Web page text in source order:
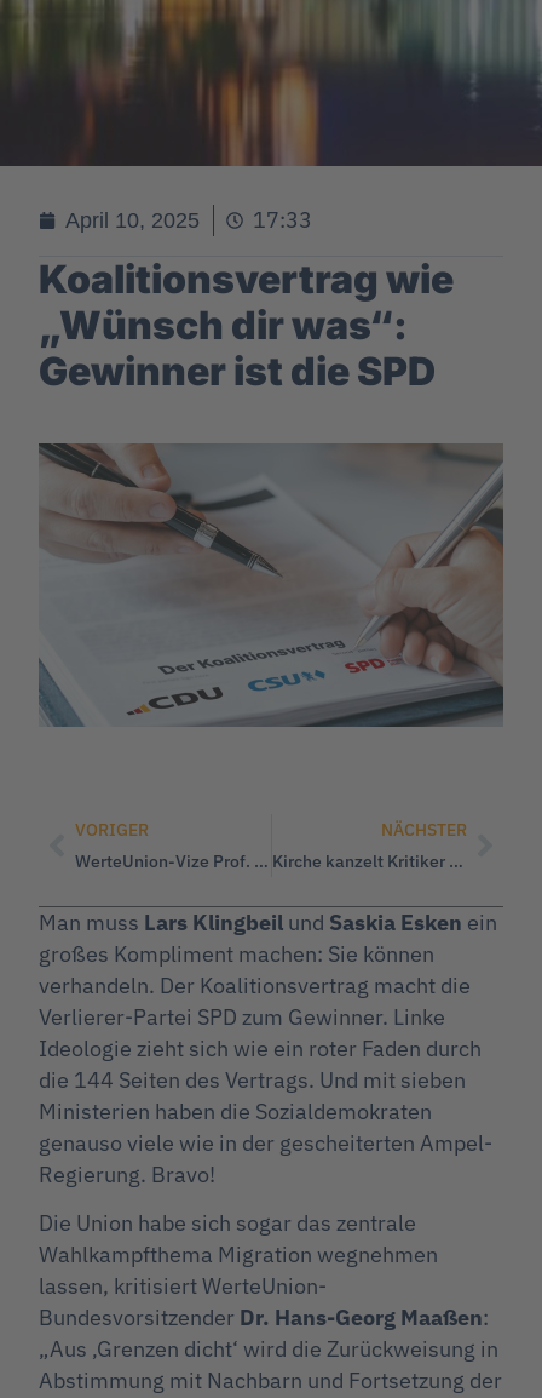
April 10, 2025 17:33
Koalitionsvertrag wie
„Wünsch dir was“:
Gewinner ist die SPD
VORIGER
WerteUnion-Vize Prof. Jörg Meuthen: Alle Zölle auf Null setzen!
NÄCHSTER
Kirche kanzelt Kritiker der Massenmigration ab
Man muss Lars Klingbeil und Saskia Esken ein
großes Kompliment machen: Sie können
verhandeln. Der Koalitionsvertrag macht die
Verlierer-Partei SPD zum Gewinner. Linke
Ideologie zieht sich wie ein roter Faden durch
die 144 Seiten des Vertrags. Und mit sieben
Ministerien haben die Sozialdemokraten
genauso viele wie in der gescheiterten Ampel-
Regierung. Bravo!
Die Union habe sich sogar das zentrale
Wahlkampfthema Migration wegnehmen
lassen, kritisiert WerteUnion-
Bundesvorsitzender Dr. Hans-Georg Maaßen:
„Aus ‚Grenzen dicht‘ wird die Zurückweisung in
Abstimmung mit Nachbarn und Fortsetzung der